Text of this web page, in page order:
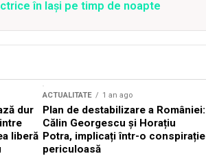
în Iași pe timp de noapte
dur
liberă
ACTUALITATE 1 an ago
Plan de destabilizare a României:
Călin Georgescu și Horațiu
Potra, implicați într-o conspirație
periculoasă